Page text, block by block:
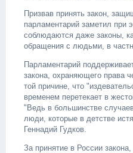
Призвав принять закон,
парламентарий заметил при
соблюдаются даже законы,
обращения с людьми, в
Парламентарий
закона, охраняющего права
той причине, что
временем перетекает в
"Ведь в большинстве
люди, которые в детстве
Геннадий Гудков.
За принятие в России